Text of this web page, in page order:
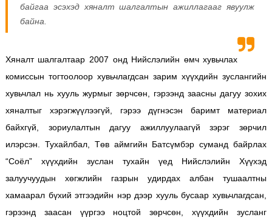
байгаа эсэхэд хяналт шалгалтын ажиллагааг явуулж
байна.
Хяналт шалгалтаар 2007 онд Нийслэлийн өмч хувьчлах
комиссын тогтоолоор хувьчлагдсан зарим хүүхдийн зуслангийн
хувьчлал нь хууль журмыг зөрчсөн, гэрээнд заасны дагуу зохих
хяналтыг хэрэгжүүлээгүй, гэрээ дүгнэсэн баримт материал
байхгүй, зориулалтын дагуу ажиллуулаагүй зэрэг зөрчил
илэрсэн. Тухайлбал, Төв аймгийн Батсүмбэр суманд байрлах
“Соёл” хүүхдийн зуслан тухайн үед Нийслэлийн Хүүхэд
залуучуудын хөгжлийн газрын удирдах албан тушаалтны
хамаарал бүхий этгээдийн нэр дээр хууль бусаар хувьчлагдсан,
гэрээнд заасан үүргээ ноцтой зөрчсөн, хүүхдийн зусланг